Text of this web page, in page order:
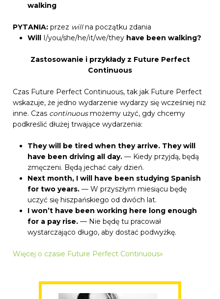
walking
PYTANIA: przez willna początku zdania
Will I/you/she/he/it/we/they have been walking?
Zastosowanie i przykłady z Future Perfect
Continuous
Czas Future Perfect Continuous, tak jak Future Perfect
wskazuje, że jedno wydarzenie wydarzy się wcześniej niż
inne. Czas continuousmożemy użyć, gdy chcemy
podkreślić dłużej trwające wydarzenia:
They will be tired when they arrive. They will
have been driving all day. — Kiedy przyjdą, będą
zmęczeni. Będą jechać cały dzień.
Next month, I will have been studying Spanish
for two years. — W przyszłym miesiącu będę
uczyć się hiszpańskiego od dwóch lat.
I won’t have been working here long enough
for a pay rise. — Nie będę tu pracował
wystarczająco długo, aby dostać podwyżkę.
Więcej o czasie Future Perfect Continuous»